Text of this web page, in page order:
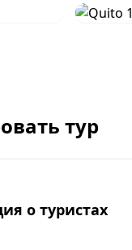
тур
о туристах